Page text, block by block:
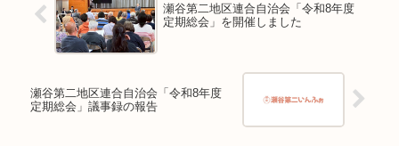
瀬谷第二地区連合自治会「令和8年度
定期総会」を開催しました
瀬谷第二地区連合自治会「令和8年度
定期総会」議事録の報告